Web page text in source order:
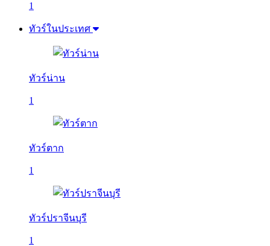
1
ทัวร์ในประเทศ
ทัวร์น่าน
1
ทัวร์ตาก
1
ทัวร์ปราจีนบุรี
1